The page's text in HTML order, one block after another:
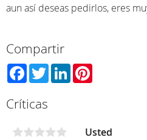
aun así deseas pedirlos, eres
Compartir
Facebook
TwitterLinkedIn
Críticas
Usted